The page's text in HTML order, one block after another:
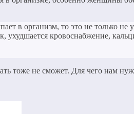
в организм, то это не только
ухудшается кровоснабжение,
тоже не сможет. Для чего нам